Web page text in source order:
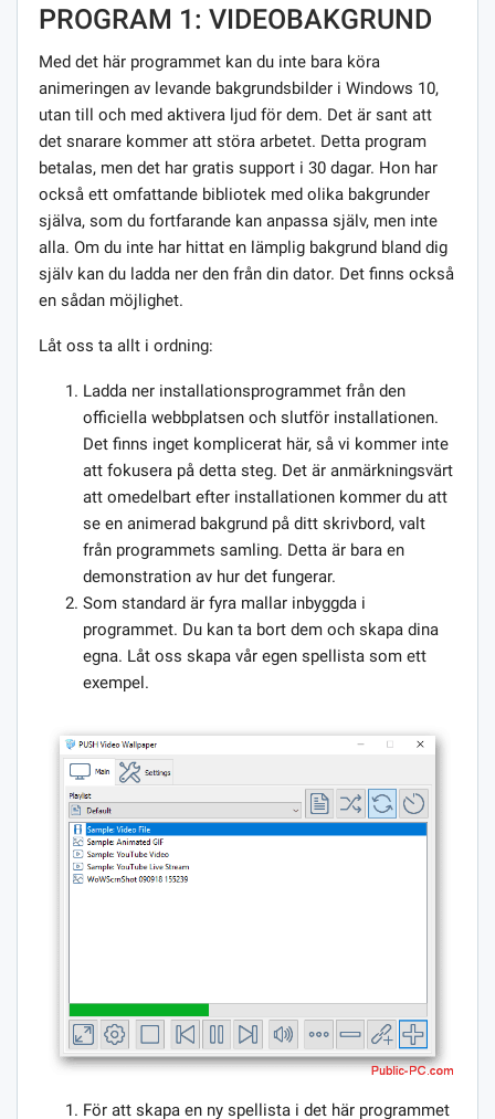
PROGRAM 1: VIDEOBAKGRUND
Med det här programmet kan du inte bara köra
animeringen av levande bakgrundsbilder i Windows 10,
utan till och med aktivera ljud för dem. Det är sant att
det snarare kommer att störa arbetet. Detta program
betalas, men det har gratis support i 30 dagar. Hon har
också ett omfattande bibliotek med olika bakgrunder
själva, som du fortfarande kan anpassa själv, men inte
alla. Om du inte har hittat en lämplig bakgrund bland dig
själv kan du ladda ner den från din dator. Det finns också
en sådan möjlighet.
Låt oss ta allt i ordning:
Ladda ner installationsprogrammet från den
officiella webbplatsen och slutför installationen.
Det finns inget komplicerat här, så vi kommer inte
att fokusera på detta steg. Det är anmärkningsvärt
att omedelbart efter installationen kommer du att
se en animerad bakgrund på ditt skrivbord, valt
från programmets samling. Detta är bara en
demonstration av hur det fungerar.
Som standard är fyra mallar inbyggda i
programmet. Du kan ta bort dem och skapa dina
egna. Låt oss skapa vår egen spellista som ett
exempel.
För att skapa en ny spellista i det här programmet